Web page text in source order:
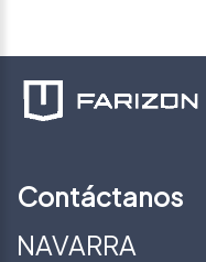
Contáctanos
NAVARRA